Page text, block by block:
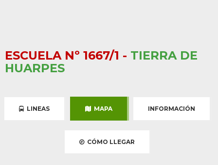
ESCUELA Nº 1667/1 - TIERRA DE
HUARPES
LINEAS MAPA INFORMACIÓN
CÓMO LLEGAR